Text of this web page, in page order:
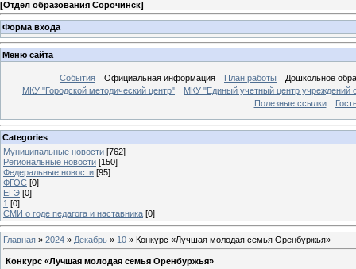
[Отдел образования Сорочинск]
Форма входа
Меню сайта
События Официальная информация План работы
Дошкольное
МКУ "Городской методический центр"
МКУ "Единый учетный центр учреждений
Полезные ссылки
Categories
Муниципальные новости [762]
Региональные новости [150]
Федеральные новости [95]
ФГОС [0]
ЕГЭ [0]
1 [0]
СМИ о годе педагога и наставника [0]
Главная » 2024 » Декабрь » 10 » Конкурс «Лучшая молодая семья Оренбуржья»
Конкурс «Лучшая молодая семья Оренбуржья»